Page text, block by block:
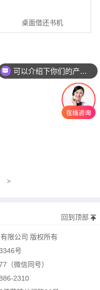
桌面借还书机
>
回到顶部
限公司 版权所有
号
（微信同号）
2310